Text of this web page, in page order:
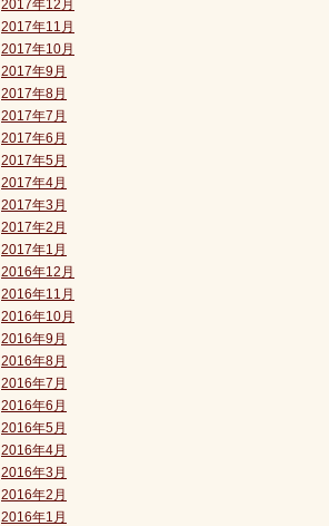
2017年12月
2017年11月
2017年10月
2017年9月
2017年8月
2017年7月
2017年6月
2017年5月
2017年4月
2017年3月
2017年2月
2017年1月
2016年12月
2016年11月
2016年10月
2016年9月
2016年8月
2016年7月
2016年6月
2016年5月
2016年4月
2016年3月
2016年2月
2016年1月